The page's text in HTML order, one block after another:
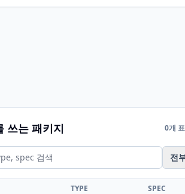
쓰는 패키지 0개
전
TYPE SPEC